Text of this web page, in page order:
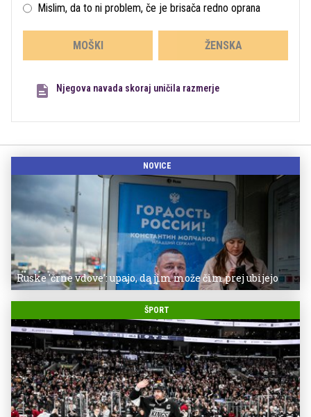
Mislim, da to ni problem, če je brisača redno oprana
MOŠKI ŽENSKA
Njegova navada skoraj uničila razmerje
NOVICE
Ruske 'črne vdove': upajo, da jim može čim prej ubijejo
ŠPORT